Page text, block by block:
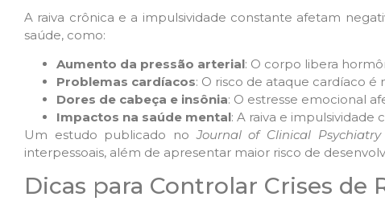
A raiva crônica e a impulsividade constante afetam
saúde, como:
Aumento da pressão arterial: O corpo libera
Problemas cardíacos: O risco de ataque cardíaco
Dores de cabeça e insônia: O estresse emocional
Impactos na saúde mental: A raiva e impulsividade
Um estudo publicado noJournal of Clinical Psychiatry
interpessoais, além de apresentar maior risco de
Dicas para Controlar Crises de